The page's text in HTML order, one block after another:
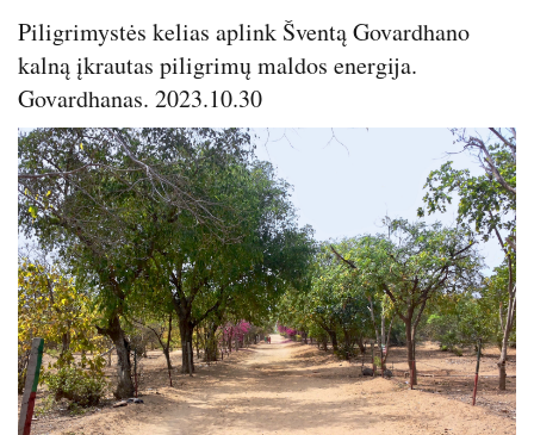
Piligrimystės kelias aplink Šventą Govardhano
kalną įkrautas piligrimų maldos energija.
Govardhanas. 2023.10.30
Image